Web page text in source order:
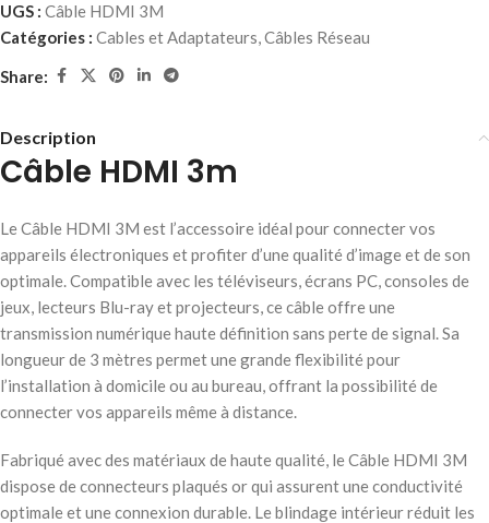
UGS : Câble HDMI 3M
Catégories : Cables et Adaptateurs,Câbles Réseau
Share:
Description
Câble HDMI 3m
Le Câble HDMI 3M est l’accessoire idéal pour connecter vos
appareils électroniques et profiter d’une qualité d’image et de son
optimale. Compatible avec les téléviseurs, écrans PC, consoles de
jeux, lecteurs Blu-ray et projecteurs, ce câble offre une
transmission numérique haute définition sans perte de signal. Sa
longueur de 3 mètres permet une grande flexibilité pour
l’installation à domicile ou au bureau, offrant la possibilité de
connecter vos appareils même à distance.
Fabriqué avec des matériaux de haute qualité, le Câble HDMI 3M
dispose de connecteurs plaqués or qui assurent une conductivité
optimale et une connexion durable. Le blindage intérieur réduit les